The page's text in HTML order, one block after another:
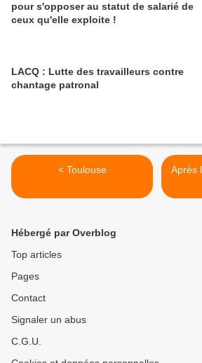
pour s'opposer au statut de salarié de
ceux qu'elle exploite !
LACQ : Lutte des travailleurs contre
chantage patronal
< Toulouse
Après
Hébergé par Overblog
Top articles
Pages
Contact
Signaler un abus
C.G.U.